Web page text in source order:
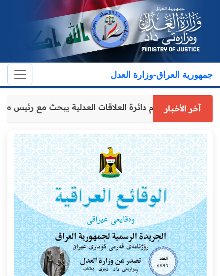
جمهورية العراق-وزارة العدل
آخر الأخبار مدير عام دائرة العلاقات العدلية يبحث مع